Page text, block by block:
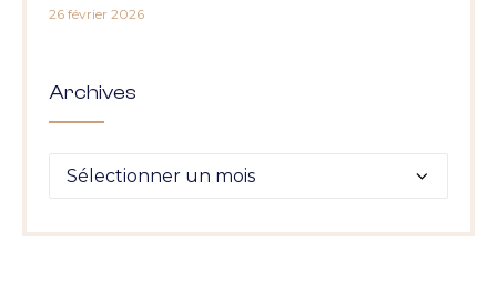
26 février 2026
Archives
Archives